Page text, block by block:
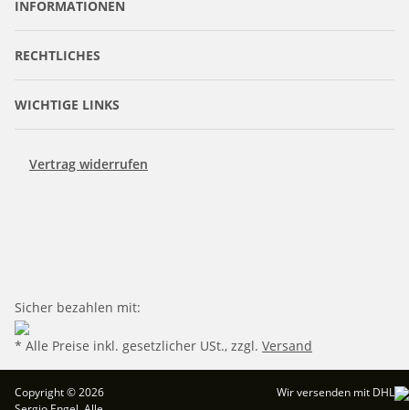
INFORMATIONEN
RECHTLICHES
WICHTIGE LINKS
Vertrag widerrufen
Sicher bezahlen mit:
* Alle Preise inkl. gesetzlicher USt., zzgl. Versand
Copyright © 2026
Wir versenden mit DHL